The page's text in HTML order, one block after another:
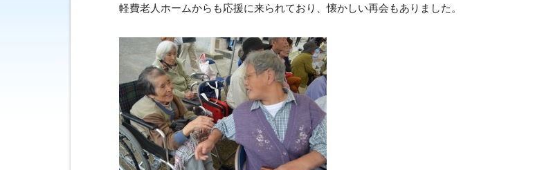
軽費老人ホームからも応援に来られており、懐かしい再会もありました。